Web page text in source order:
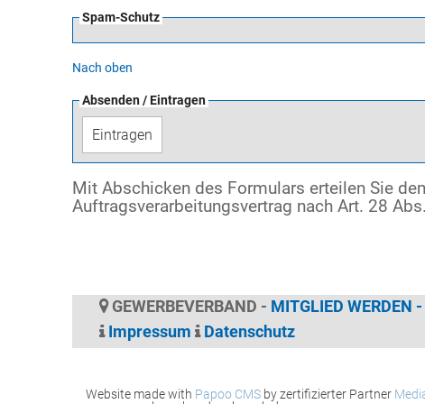
Spam-Schutz
Nach oben
Absenden / Eintragen
Mit Abschicken des Formulars erteilen Sie
Auftragsverarbeitungsvertrag nach Art. 28 Abs.
GEWERBEVERBAND - MITGLIED WERDEN
Impressum
Datenschutz
Website made with Papoo CMS by zertifizierter Partner